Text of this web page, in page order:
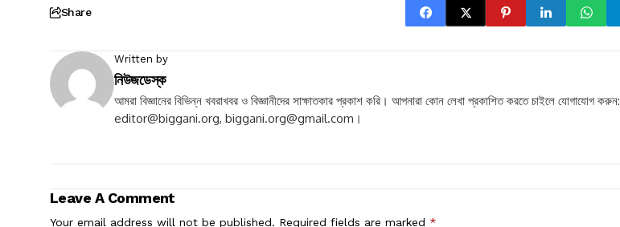
Share
Written by
নিউজডেস্ক
আমরা বিজ্ঞানের বিভিন্ন খবরাখবর ও বিজ্ঞানীদের সাক্ষাতকার প্রকাশ করি। আপনারা কোন লেখা প্রকাশিত করতে চাইলে যোগাযোগ করুন:
editor@biggani.org, biggani.org@gmail.com ।
Leave A Comment
Your email address will not be published. Required fields are marked *